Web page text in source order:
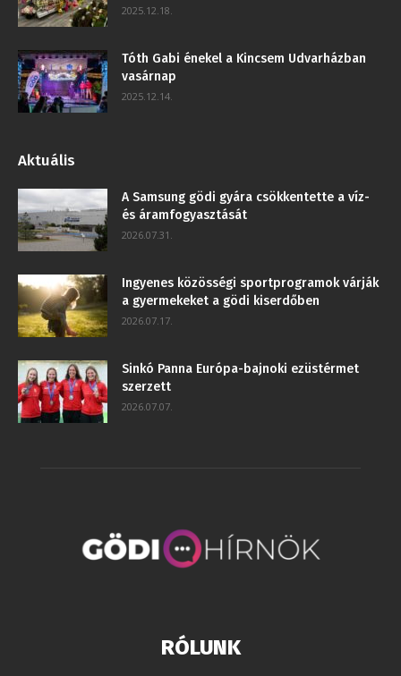
2025.12.18.
Tóth Gabi énekel a Kincsem Udvarházban
vasárnap
2025.12.14.
Aktuális
A Samsung gödi gyára csökkentette a víz-
és áramfogyasztását
2026.07.31.
Ingyenes közösségi sportprogramok várják
a gyermekeket a gödi kiserdőben
2026.07.17.
Sinkó Panna Európa-bajnoki ezüstérmet
szerzett
2026.07.07.
RÓLUNK